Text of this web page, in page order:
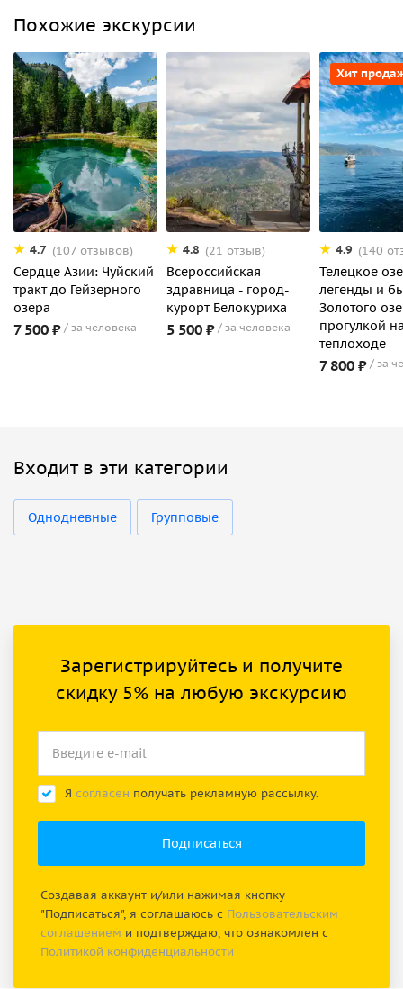
Похожие экскурсии
4.7 (107 отзывов)
Сердце Азии: Чуйский
тракт до Гейзерного
озера
7 500 ₽ за человека
4.8 (21 отзыв)
Всероссийская
здравница - город-
курорт Белокуриха
5 500 ₽ за человека
Хит
4.9 (140
Телецкое
легенды и
Золотого
прогулкой
теплоходе
7 800 ₽ за
Входит в эти категории
Однодневные Групповые
Зарегистрируйтесь и получите
скидку 5% на любую экскурсию
Я согласен получать рекламную рассылку.
Создавая аккаунт и/или нажимая кнопку
"Подписаться", я соглашаюсь с Пользовательским
соглашением и подтверждаю, что ознакомлен с
Политикой конфиденциальности